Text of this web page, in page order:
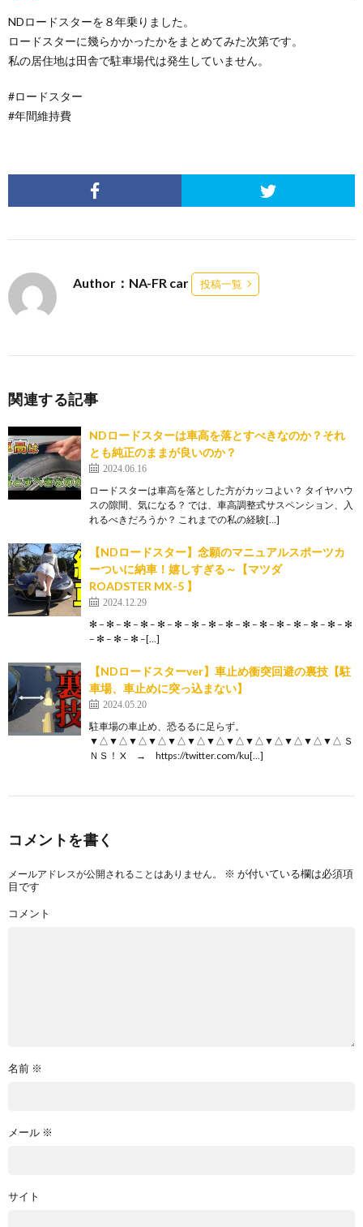
NDロードスターを８年乗りました。
ロードスターに幾らかかったかをまとめてみた次第です。
私の居住地は田舎で駐車場代は発生していません。
#ロードスター
#年間維持費
Author：NA-FR car 投稿一覧
関連する記事
NDロードスターは車高を落とすべきなのか？それ
とも純正のままが良いのか？
2024.06.16
ロードスターは車高を落とした方がカッコよい？ タイヤハウ
スの隙間、気になる？ では、車高調整式サスペンション、入
れるべきだろうか？ これまでの私の経験[…]
【NDロードスター】念願のマニュアルスポーツカ
ーついに納車！嬉しすぎる～【マツダ
ROADSTER MX-5 】
2024.12.29
✻ – ✻ – ✻ – ✻ – ✻ – ✻ – ✻ – ✻ – ✻ – ✻ – ✻ – ✻ – ✻ – ✻ – ✻ – ✻
– ✻ – ✻ – ✻ –[…]
【NDロードスターver】車止め衝突回避の裏技【駐
車場、車止めに突っ込まない】
2024.05.20
駐車場の車止め、恐るるに足らず。
▼△▼△▼△▼△▼△▼△▼△▼△▼△▼△▼△▼△▼△ Ｓ
ＮＳ！ X → https://twitter.com/ku[…]
コメントを書く
メールアドレスが公開されることはありません。 ※ が付いている欄は必須項
目です
コメント
名前 ※
メール ※
サイト